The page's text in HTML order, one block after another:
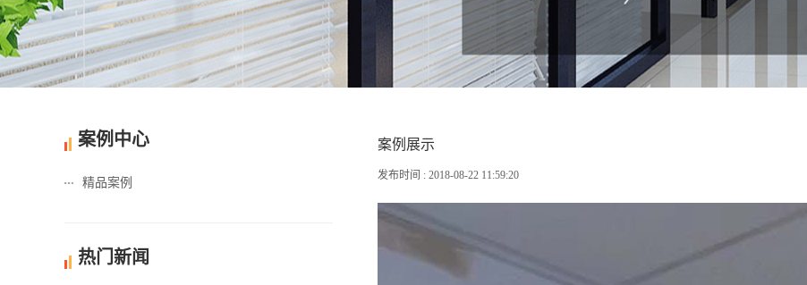
1 2
案例中心
精品案例
热门新闻
案例展示
发布时间 : 2018-08-22 11:59:20